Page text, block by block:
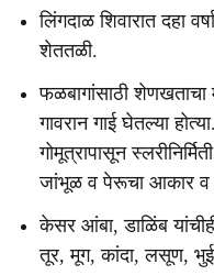
लिंगदाळ शिवारात दहा
शेततळी.
फळबागांसाठी शेणखताचा
गावरान गाई घेतल्या
गोमूत्रापासून
जांभूळ व पेरूचा आकार व
केसर आंबा, डाळिंब
तूर, मूग, कांदा, लसूण,